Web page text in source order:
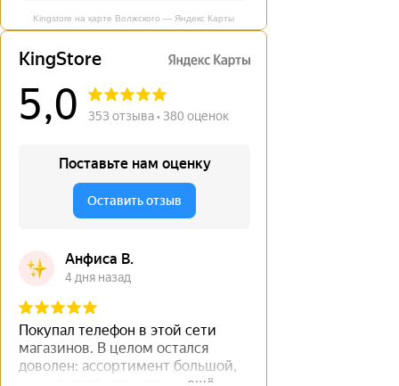
Kingstore на карте Волжского — Яндекс Карты